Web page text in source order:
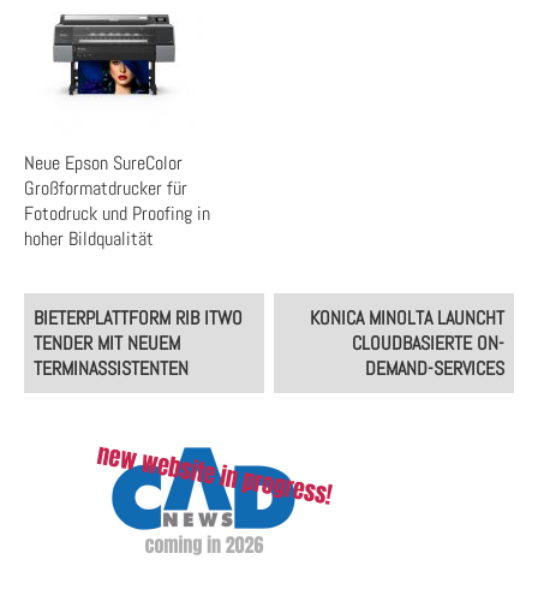
Neue Epson SureColor
Großformatdrucker für
Fotodruck und Proofing in
hoher Bildqualität
Post
navigation
BIETERPLATTFORM RIB ITWO
TENDER MIT NEUEM
TERMINASSISTENTEN
KONICA MINOLTA LAUNCHT
CLOUDBASIERTE ON-
DEMAND-SERVICES